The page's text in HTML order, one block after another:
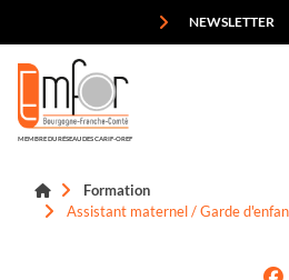
NEWSLETTER
MEMBRE DU RÉSEAU DES CARIF-OREF
Formation
Assistant maternel / Garde
Panneau de gestion des cookies